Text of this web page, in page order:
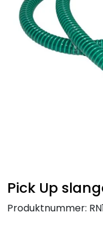
Pick Up
Produktnummer:
Kvalitet og miljø